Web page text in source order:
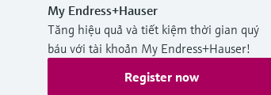
My Endress+Hauser
Tăng hiệu quả và tiết kiệm thời gian quý
báu với tài khoản My Endress+Hauser!
Register now